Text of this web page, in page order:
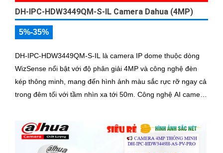
DH-IPC-HDW3449QM-S-IL Camera Dahua (4MP)
5%-35%
DH-IPC-HDW3449QM-S-IL là camera IP dome thuộc dòng
WizSense nổi bật với độ phân giải 4MP và công nghệ đèn
kép thông minh, mang đến hình ảnh màu sắc rực rỡ ngay cả
trong đêm tối với tầm nhìn xa tới 50m. Công nghệ AI camera
hợp với tính năng đàm thoại hai chiều, hỗ trợ khe thẻ nhớ
lên đến 512GB đáp ứng hoàn hảo an ninh